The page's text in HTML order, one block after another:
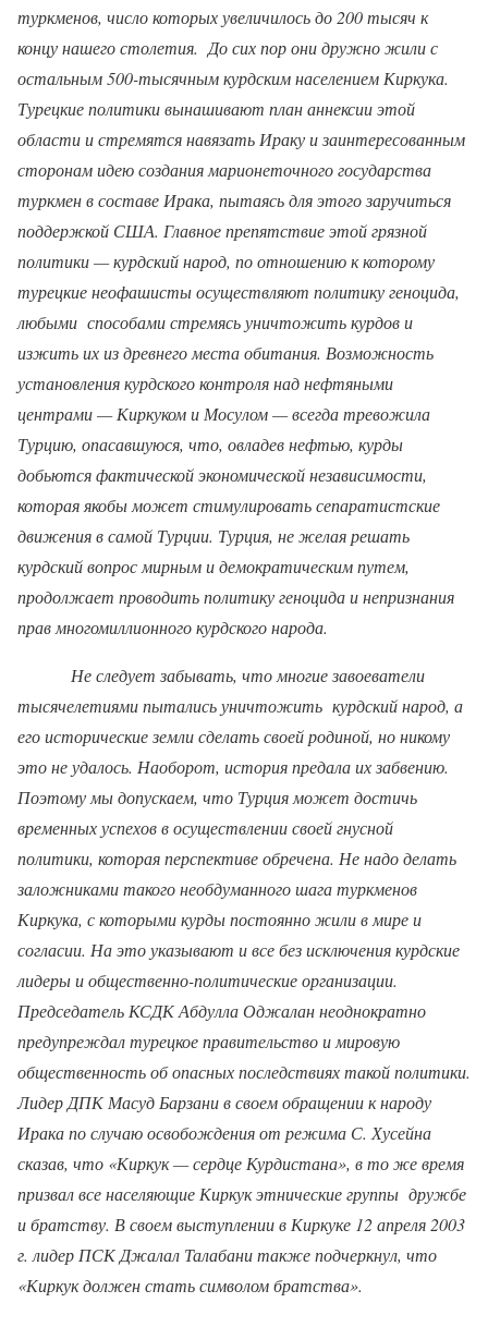
туркменов, число которых увеличилось до 200 тысяч к
концу нашего столетия. До сих пор они дружно жили с
остальным 500-тысячным курд­ским населением Киркука.
Турецкие политики вынашивают план аннексии этой
области и стремятся навязать Ираку и заинтересованным
сторонам идею создания марионеточного государства
туркмен в составе Ирака, пытаясь для этого заручиться
поддержкой США. Главное препятствие этой грязной
политики — курдский народ, по отношению к которому
турецкие неофашисты осуществляют политику геноцида,
любыми способами стремясь уничтожить курдов и
изжить их из древнего места обитания. Возможность
установления курдского контроля над нефтяными
центрами — Киркуком и Мосулом — всегда тревожила
Турцию, опасавшуюся, что, овладев нефтью, курды
добьются фактической экономической независимости,
которая якобы может стимулировать сепаратистские
движения в самой Турции. Турция, не желая решать
курдский вопрос мирным и демократическим путем,
продолжает проводить политику геноцида и непризнания
прав многомиллионного курдского народа.
Не следует забывать, что многие завоеватели
тысячелетиями пытались уничтожить курдский народ, а
его исторические земли сделать своей родиной, но никому
это не удалось. Наоборот, история предала их забвению.
Поэтому мы допускаем, что Турция может достичь
временных успехов в осуществлении своей гнусной
политики, которая перспективе обречена. Не надо делать
заложниками такого необдуманного шага туркменов
Киркука, с которыми курды постоянно жили в мире и
согласии. На это указывают и все без исключения курдские
лидеры и общественно-политические организации.
Председатель КСДК Абдулла Оджалан неоднократно
предупреждал турецкое правительство и мировую
общественность об опасных последствиях такой политики.
Лидер ДПК Масуд Барзани в своем обращении к народу
Ирака по случаю освобождения от режима С. Хусейна
сказав, что «Киркук — сердце Курдистана», в то же время
призвал все населяющие Киркук этнические группы дружбе
и братству. В своем выступлении в Киркуке 12 апреля 2003
г. лидер ПСК Джалал Талабани также подчеркнул, что
«Киркук должен стать символом братства».